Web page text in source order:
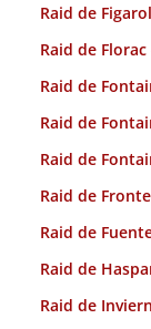
Raid de
Raid de Florac
Raid de
Raid de
Raid de
Raid de
Raid de
Raid de
Raid de